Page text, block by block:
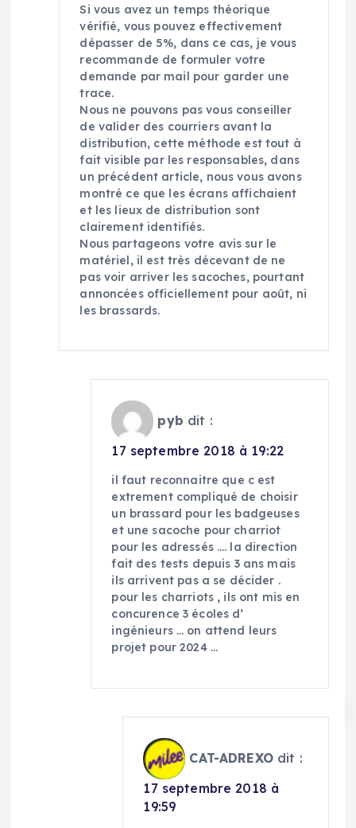
Si vous avez un temps théorique
vérifié, vous pouvez effectivement
dépasser de 5%, dans ce cas, je vous
recommande de formuler votre
demande par mail pour garder une
trace.
Nous ne pouvons pas vous conseiller
de valider des courriers avant la
distribution, cette méthode est tout à
fait visible par les responsables, dans
un précédent article, nous vous avons
montré ce que les écrans affichaient
et les lieux de distribution sont
clairement identifiés.
Nous partageons votre avis sur le
matériel, il est très décevant de ne
pas voir arriver les sacoches, pourtant
annoncées officiellement pour août, ni
les brassards.
pyb dit :
17 septembre 2018 à 19:22
il faut reconnaitre que c est
extrement compliqué de choisir
un brassard pour les badgeuses
et une sacoche pour charriot
pour les adressés …. la direction
fait des tests depuis 3 ans mais
ils arrivent pas a se décider .
pour les charriots , ils ont mis en
concurence 3 écoles d’
ingénieurs … on attend leurs
projet pour 2024 …
CAT-ADREXO dit :
17 septembre 2018 à
19:59